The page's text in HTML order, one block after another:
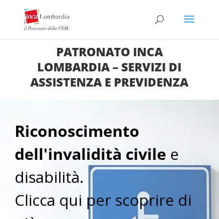
PATRONATO INCA
LOMBARDIA – SERVIZI DI
ASSISTENZA E PREVIDENZA
Riconoscimento
dell'invalidità civile e
disabilità.
Clicca qui per scoprire di